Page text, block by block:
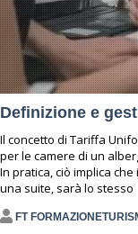
Definizione e
Il concetto di Tariffa
per le camere di un
In pratica, ciò implica
una suite, sarà lo stesso
FT